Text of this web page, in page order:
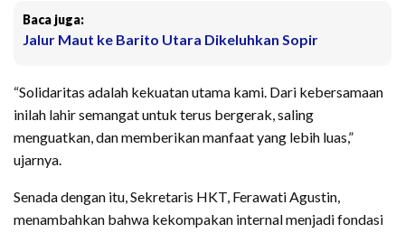
Baca juga:
Jalur Maut ke Barito Utara Dikeluhkan Sopir
“Solidaritas adalah kekuatan utama kami. Dari kebersamaan
inilah lahir semangat untuk terus bergerak, saling
menguatkan, dan memberikan manfaat yang lebih luas,”
ujarnya.
Senada dengan itu, Sekretaris HKT, Ferawati Agustin,
menambahkan bahwa kekompakan internal menjadi fondasi